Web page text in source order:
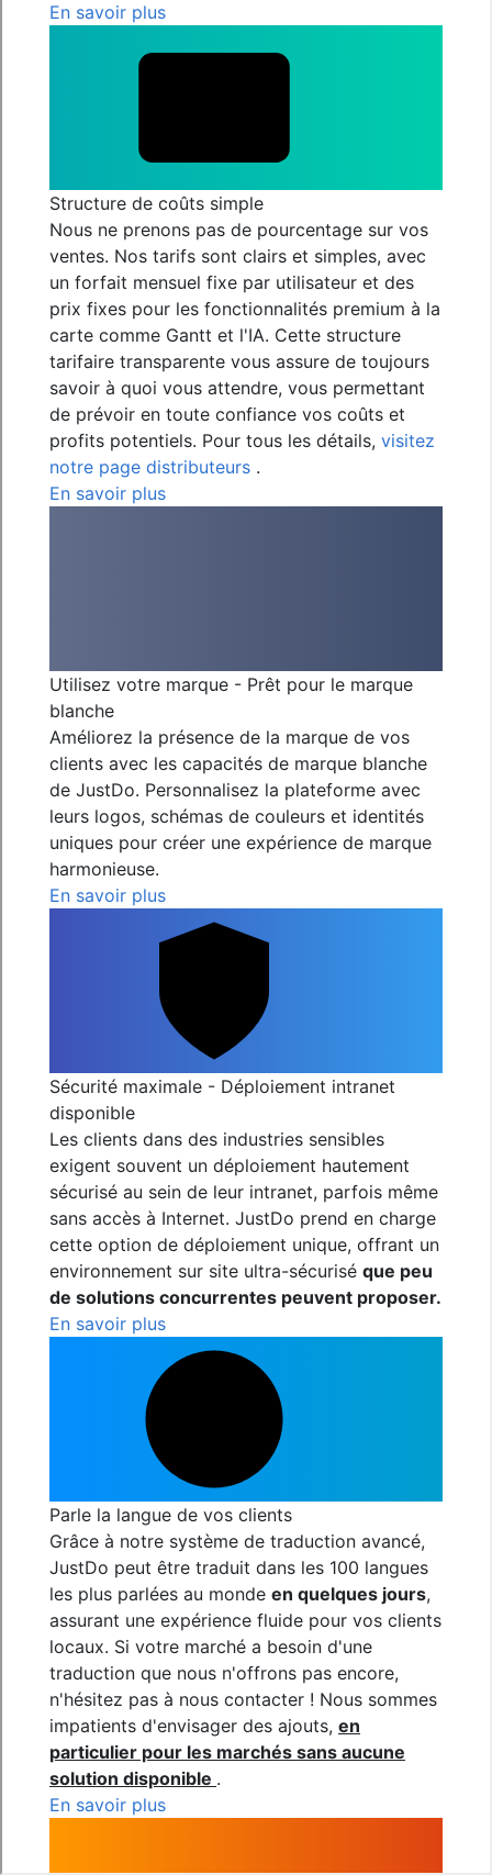
En savoir plus
Structure de coûts simple
Nous ne prenons pas de pourcentage sur vos
ventes. Nos tarifs sont clairs et simples, avec
un forfait mensuel fixe par utilisateur et des
prix fixes pour les fonctionnalités premium à la
carte comme Gantt et l'IA. Cette structure
tarifaire transparente vous assure de toujours
savoir à quoi vous attendre, vous permettant
de prévoir en toute confiance vos coûts et
profits potentiels. Pour tous les détails, visitez
notre page distributeurs .
En savoir plus
Utilisez votre marque - Prêt pour le marque
blanche
Améliorez la présence de la marque de vos
clients avec les capacités de marque blanche
de JustDo. Personnalisez la plateforme avec
leurs logos, schémas de couleurs et identités
uniques pour créer une expérience de marque
harmonieuse.
En savoir plus
Sécurité maximale - Déploiement intranet
disponible
Les clients dans des industries sensibles
exigent souvent un déploiement hautement
sécurisé au sein de leur intranet, parfois même
sans accès à Internet. JustDo prend en charge
cette option de déploiement unique, offrant un
environnement sur site ultra-sécurisé que peu
de solutions concurrentes peuvent proposer.
En savoir plus
Parle la langue de vos clients
Grâce à notre système de traduction avancé,
JustDo peut être traduit dans les 100 langues
les plus parlées au monde en quelques jours,
assurant une expérience fluide pour vos clients
locaux. Si votre marché a besoin d'une
traduction que nous n'offrons pas encore,
n'hésitez pas à nous contacter ! Nous sommes
impatients d'envisager des ajouts, en
particulier pour les marchés sans aucune
solution disponible .
En savoir plus